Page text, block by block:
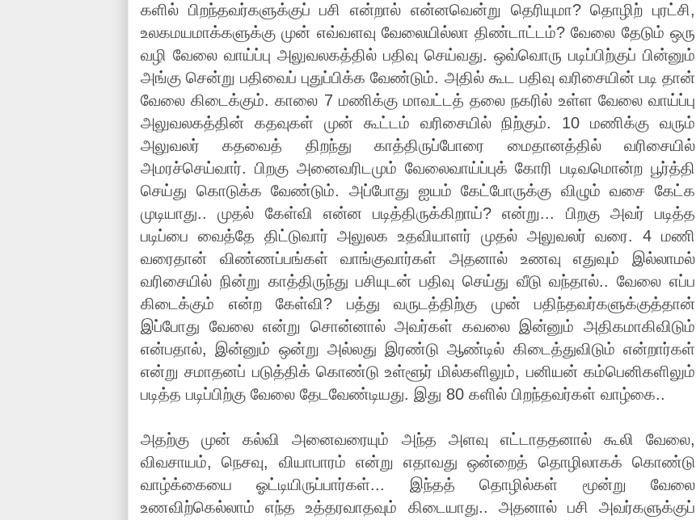
களில் பிறந்தவர்களுக்குப் பசி என்றால் என்னவென்று தெரியுமா? தொழிற் புரட்சி,
உலகமயமாக்களுக்கு முன் எவ்வளவு வேலையில்லா திண்டாட்டம்? வேலை தேடும் ஒரு
வழி வேலை வாய்ப்பு அலுவலகத்தில் பதிவு செய்வது. ஒவ்வொரு படிப்பிற்குப் பின்னும்
அங்கு சென்று பதிவைப் புதுப்பிக்க வேண்டும். அதில் கூட பதிவு வரிசையின் படி தான்
வேலை கிடைக்கும். காலை 7 மணிக்கு மாவட்டத் தலை நகரில் உள்ள வேலை வாய்ப்பு
அலுவலகத்தின் கதவுகள் முன் கூட்டம் வரிசையில் நிற்கும். 10 மணிக்கு வரும்
அலுவலர் கதவைத் திறந்து காத்திருப்போரை மைதானத்தில் வரிசையில்
அமரச்செய்வார். பிறகு அனைவரிடமும் வேலைவாய்ப்புக் கோரி படிவமொன்ற பூர்த்தி
செய்து கொடுக்க வேண்டும். அப்போது ஐயம் கேட்போருக்கு விழும் வசை கேட்க
முடியாது.. முதல் கேள்வி என்ன படித்திருக்கிறாய்? என்று... பிறகு அவர் படித்த
படிப்பை வைத்தே திட்டுவார் அலுலக உதவியாளர் முதல் அலுவலர் வரை. 4 மணி
வரைதான் விண்ணப்பங்கள் வாங்குவார்கள் அதனால் உணவு எதுவும் இல்லாமல்
வரிசையில் நின்று காத்திருந்து பசியுடன் பதிவு செய்து வீடு வந்தால்.. வேலை எப்ப
கிடைக்கும் என்ற கேள்வி? பத்து வருடத்திற்கு முன் பதிந்தவர்களுக்குத்தான்
இப்போது வேலை என்று சொன்னால் அவர்கள் கவலை இன்னும் அதிகமாகிவிடும்
என்பதால், இன்னும் ஒன்று அல்லது இரண்டு ஆண்டில் கிடைத்துவிடும் என்றார்கள்
என்று சமாதனப் படுத்திக் கொண்டு உள்ளூர் மில்களிலும், பனியன் கம்பெனிகளிலும்
படித்த படிப்பிற்கு வேலை தேடவேண்டியது. இது 80 களில் பிறந்தவர்கள் வாழ்கை..
அதற்கு முன் கல்வி அனைவரையும் அந்த அளவு எட்டாததனால் கூலி வேலை,
விவசாயம், நெசவு, வியாபாரம் என்று எதாவது ஒன்றைத் தொழிலாகக் கொண்டு
வாழ்க்கையை ஓட்டியிருப்பார்கள்... இந்தத் தொழில்கள் மூன்று வேலை
உணவிற்கெல்லாம் எந்த உத்தரவாதவும் கிடையாது.. அதனால் பசி அவர்களுக்குப்